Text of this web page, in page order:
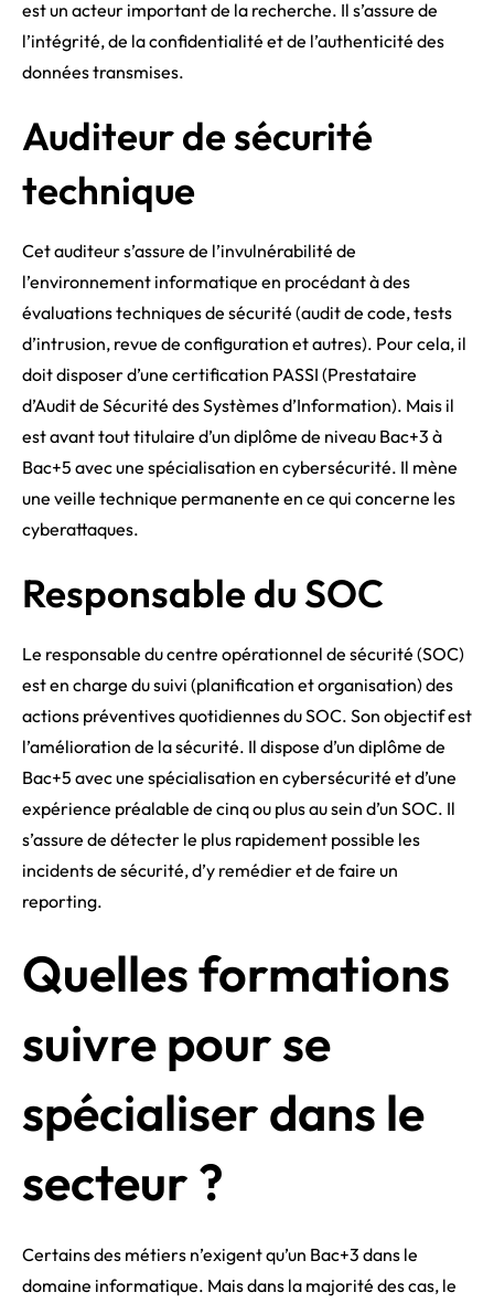
est un acteur important de la recherche. Il s’assure de
l’intégrité, de la confidentialité et de l’authenticité des
données transmises.
Auditeur de sécurité
technique
Cet auditeur s’assure de l’invulnérabilité de
l’environnement informatique en procédant à des
évaluations techniques de sécurité (audit de code, tests
d’intrusion, revue de configuration et autres). Pour cela, il
doit disposer d’une certification PASSI (Prestataire
d’Audit de Sécurité des Systèmes d’Information). Mais il
est avant tout titulaire d’un diplôme de niveau Bac+3 à
Bac+5 avec une spécialisation en cybersécurité. Il mène
une veille technique permanente en ce qui concerne les
cyberattaques.
Responsable du SOC
Le responsable du centre opérationnel de sécurité (SOC)
est en charge du suivi (planification et organisation) des
actions préventives quotidiennes du SOC. Son objectif est
l’amélioration de la sécurité. Il dispose d’un diplôme de
Bac+5 avec une spécialisation en cybersécurité et d’une
expérience préalable de cinq ou plus au sein d’un SOC. Il
s’assure de détecter le plus rapidement possible les
incidents de sécurité, d’y remédier et de faire un
reporting.
Quelles formations
suivre pour se
spécialiser dans le
secteur ?
Certains des métiers n’exigent qu’un Bac+3 dans le
domaine informatique. Mais dans la majorité des cas, le